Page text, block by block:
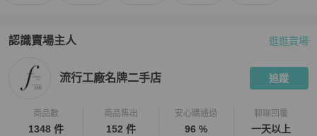
認識賣場主人
PopChill 拍拍圈嚴選賣家
逛逛賣場
流行工廠名牌二手店 追蹤
商品數
1348 件
商品售出
152 件
安心購通過
96 %
聊聊回覆
一天以上